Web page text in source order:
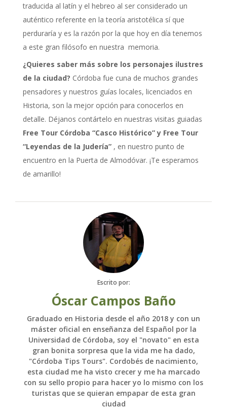
traducida al latín y el hebreo al ser considerado un
auténtico referente en la teoría aristotélica sí que
perduraría y es la razón por la que hoy en día tenemos
a este gran filósofo en nuestra memoria.
¿Quieres saber más sobre los personajes ilustres
de la ciudad? Córdoba fue cuna de muchos grandes
pensadores y nuestros guías locales, licenciados en
Historia, son la mejor opción para conocerlos en
detalle. Déjanos contártelo en nuestras visitas guiadas
Free Tour Córdoba “Casco Histórico” y Free Tour
“Leyendas de la Judería” , en nuestro punto de
encuentro en la Puerta de Almodóvar. ¡Te esperamos
de amarillo!
Escrito por:
Óscar Campos Baño
Graduado en Historia desde el año 2018 y con un
máster oficial en enseñanza del Español por la
Universidad de Córdoba, soy el "novato" en esta
gran bonita sorpresa que la vida me ha dado,
"Córdoba Tips Tours". Cordobés de nacimiento,
esta ciudad me ha visto crecer y me ha marcado
con su sello propio para hacer yo lo mismo con los
turistas que se quieran empapar de esta gran
ciudad